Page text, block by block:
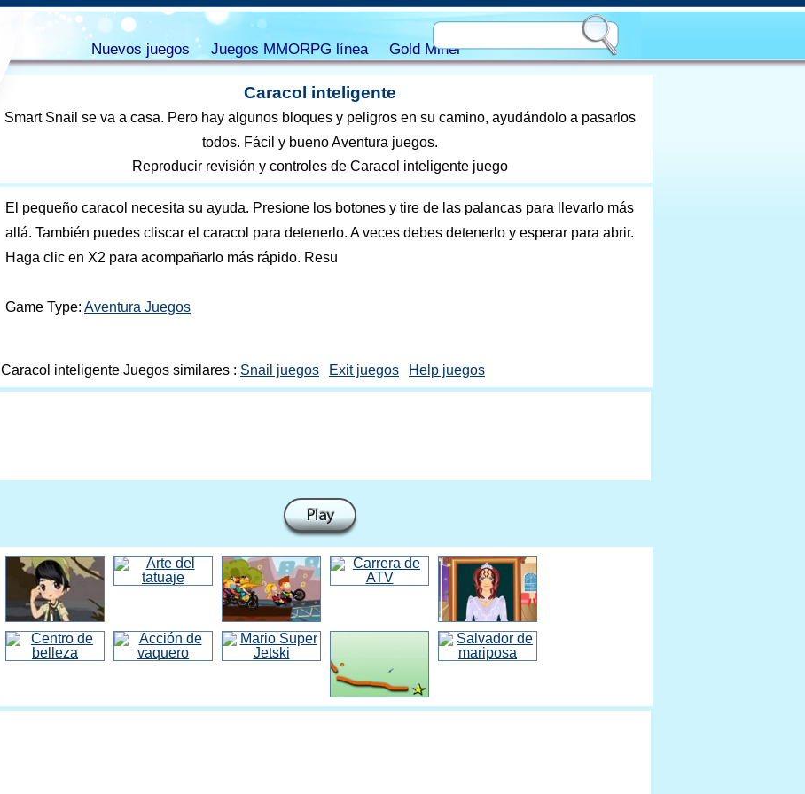
Caracol inteligente
Smart Snail se va a casa. Pero hay algunos bloques y peligros en su camino, ayudándolo a pasarlos
todos. Fácil y bueno Aventura juegos.
Reproducir revisión y controles de Caracol inteligente juego
El pequeño caracol necesita su ayuda. Presione los botones y tire de las palancas para llevarlo más
allá. También puedes cliscar el caracol para detenerlo. A veces debes detenerlo y esperar para abrir.
Haga clic en X2 para acompañarlo más rápido. Resu
Game Type: Aventura Juegos
Caracol inteligente Juegos similares : Snail juegos Exit juegos Help juegos
Nuevos juegos Juegos MMORPG línea Gold Miner